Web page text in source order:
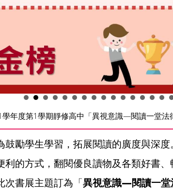
學年度第1學期靜修高中「異視意識—閱讀一堂法
鼓勵學生學習，拓展閱讀的廣度與深
利的方式，翻閱優良讀物及各類好書、
次書展主題訂為「異視意識—閱讀一堂